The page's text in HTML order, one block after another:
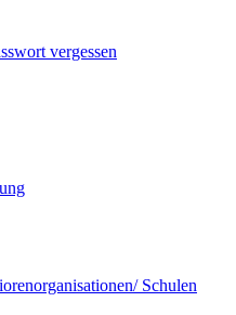
vergessen
Schulen